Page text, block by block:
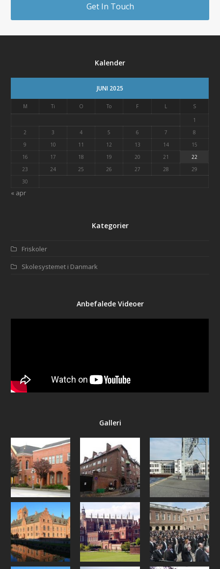
Get In Touch
Kalender
JUNI 2025
M Ti O To F L
S
1
2
3 4 5 6 7
8
9
10 11 12 13 14
15
16
17 18 19 20 21
22
23
24 25 26 27 28
29
30
« apr
Kategorier
Friskoler
Skolesystemet i Danmark
Anbefalede Videoer
Galleri